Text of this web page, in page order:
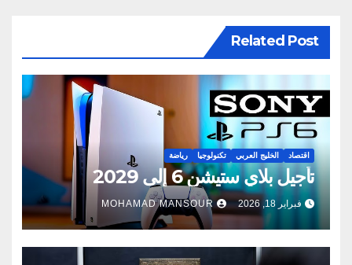
Related Post
اقتصاد الخليج العربي تكنولوجيا رياضة
تأجيل بلاي ستيشن 6 إلى 2029
فبراير 18, 2026 MOHAMAD MANSOUR